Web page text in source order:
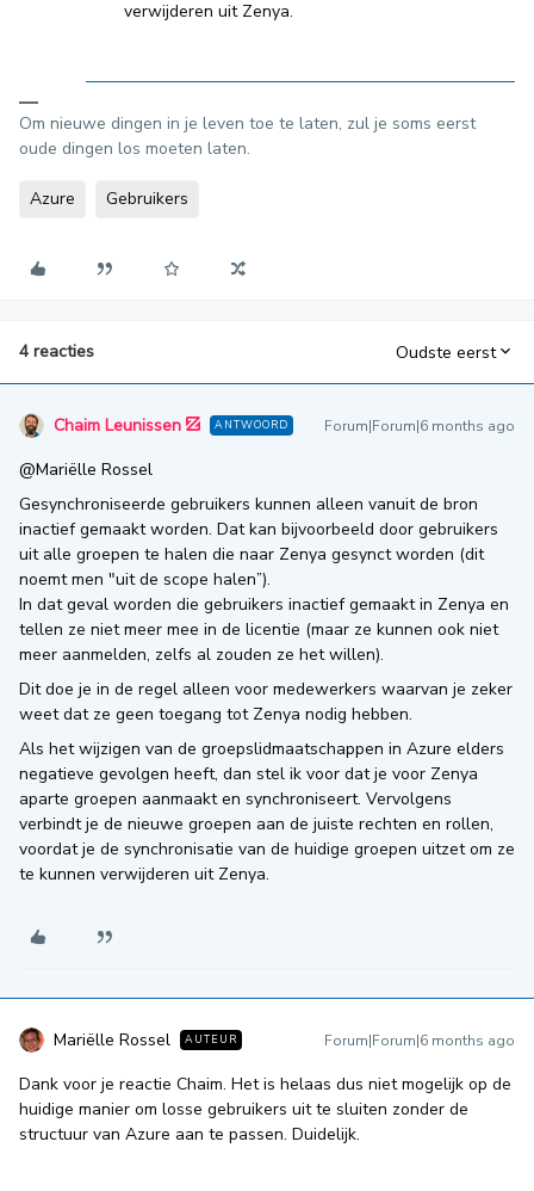
verwijderen uit Zenya.
Om nieuwe dingen in je leven toe te laten, zul je soms eerst
oude dingen los moeten laten.
Azure Gebruikers
4 reacties Oudste eerst
Chaim Leunissen ANTWOORD Forum|Forum|6 months ago
@Mariëlle Rossel
Gesynchroniseerde gebruikers kunnen alleen vanuit de bron
inactief gemaakt worden. Dat kan bijvoorbeeld door gebruikers
uit alle groepen te halen die naar Zenya gesynct worden (dit
noemt men "uit de scope halen”).
In dat geval worden die gebruikers inactief gemaakt in Zenya en
tellen ze niet meer mee in de licentie (maar ze kunnen ook niet
meer aanmelden, zelfs al zouden ze het willen).
Dit doe je in de regel alleen voor medewerkers waarvan je zeker
weet dat ze geen toegang tot Zenya nodig hebben.
Als het wijzigen van de groepslidmaatschappen in Azure elders
negatieve gevolgen heeft, dan stel ik voor dat je voor Zenya
aparte groepen aanmaakt en synchroniseert. Vervolgens
verbindt je de nieuwe groepen aan de juiste rechten en rollen,
voordat je de synchronisatie van de huidige groepen uitzet om ze
te kunnen verwijderen uit Zenya.
Mariëlle Rossel AUTEUR Forum|Forum|6 months ago
Dank voor je reactie Chaim. Het is helaas dus niet mogelijk op de
huidige manier om losse gebruikers uit te sluiten zonder de
structuur van Azure aan te passen. Duidelijk.